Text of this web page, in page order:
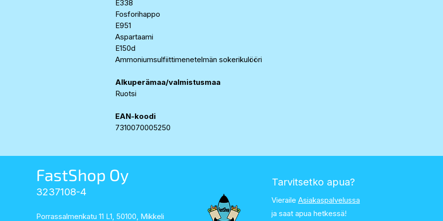
E338
Fosforihappo
E951
Aspartaami
E150d
Ammoniumsulfiittimenetelmän sokerikulööri
Alkuperämaa/valmistusmaa
Ruotsi
EAN-koodi
7310070005250
FastShop Oy
3237108-4
Porrassalmenkatu 11 L1, 50100, Mikkeli
Tarvitsetko apua?
Vieraile Asiakaspalvelussa
ja saat apua hetkessä!